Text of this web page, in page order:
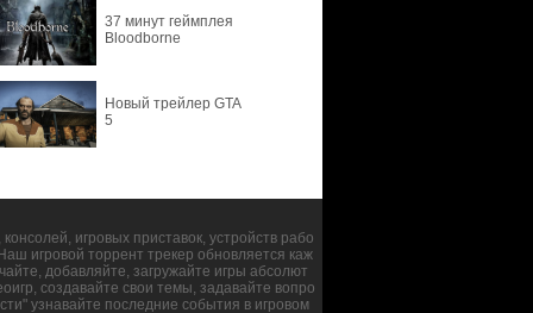
37 минут геймплея
Bloodborne
Новый трейлер GTA
5
игровых приставок, устройств рабо
игровой торрент трекер обновляется каж
добавляйте, загружайте игры абсолют
создавайте свои темы, задавайте вопро
узнавайте последние события в игровом